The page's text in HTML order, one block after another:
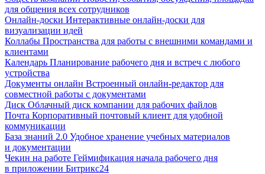
для общения всех сотрудников
Онлайн-доски Интерактивные онлайн-доски для
визуализации идей
Коллабы Пространства для работы с внешними командами и
клиентами
Календарь Планирование рабочего дня и встреч с любого
устройства
Документы онлайн Встроенный онлайн-редактор для
совместной работы с документами
Диск Облачный диск компании для рабочих файлов
Почта Корпоративный почтовый клиент для удобной
коммуникации
База знаний 2.0 Удобное хранение учебных материалов
и документации
Чекин на работе Геймификация начала рабочего дня
в приложении Битрикс24